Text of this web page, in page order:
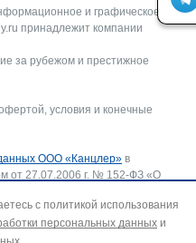
и графическое
принадлежит компании
за рубежом и престижное
условия и конечные
ООО «Канцлер» в
от 27.07.2006 г. № 152-ФЗ «О
ООО «Канцлер», включающее
данных и использование
сайт.
с политикой использования
персональных данных и